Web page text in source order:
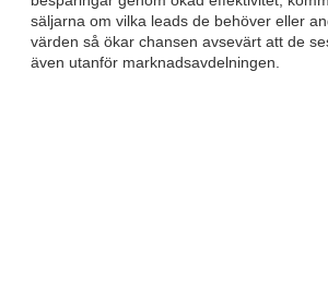
säljarna om vilka leads de behöver eller
värden så ökar chansen avsevärt att de
även utanför marknadsavdelningen.